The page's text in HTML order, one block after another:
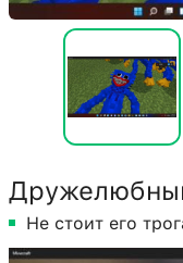
Не стоит его